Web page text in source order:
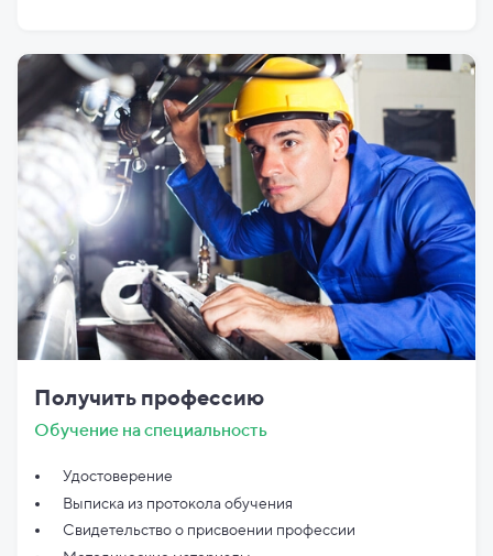
Получить профессию
Обучение на специальность
Удостоверение
Выписка из протокола обучения
Свидетельство о присвоении профессии